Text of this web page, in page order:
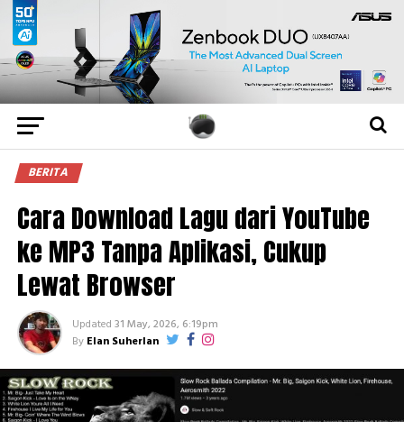
BERITA
Cara Download Lagu dari YouTube
ke MP3 Tanpa Aplikasi, Cukup
Lewat Browser
Updated 31 May, 2026, 6:19pm
By Elan Suherlan